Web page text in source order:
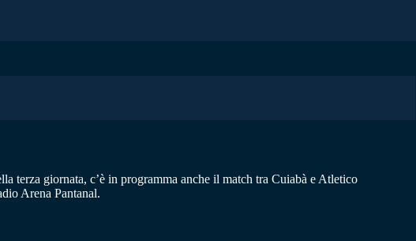
terza giornata, c’è in programma anche il match tra Cuiabà e Atletico
Arena Pantanal.